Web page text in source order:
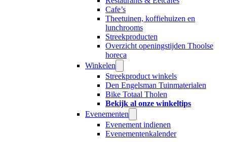
Cafe’s
Theetuinen, koffiehuizen en
lunchrooms
Streekproducten
Overzicht openingstijden Thoolse
horeca
Winkelen
Streekproduct winkels
Den Engelsman Tuinmaterialen
Bike Totaal Tholen
Bekijk al onze winkeltips
Evenementen
Evenement indienen
Evenementenkalender